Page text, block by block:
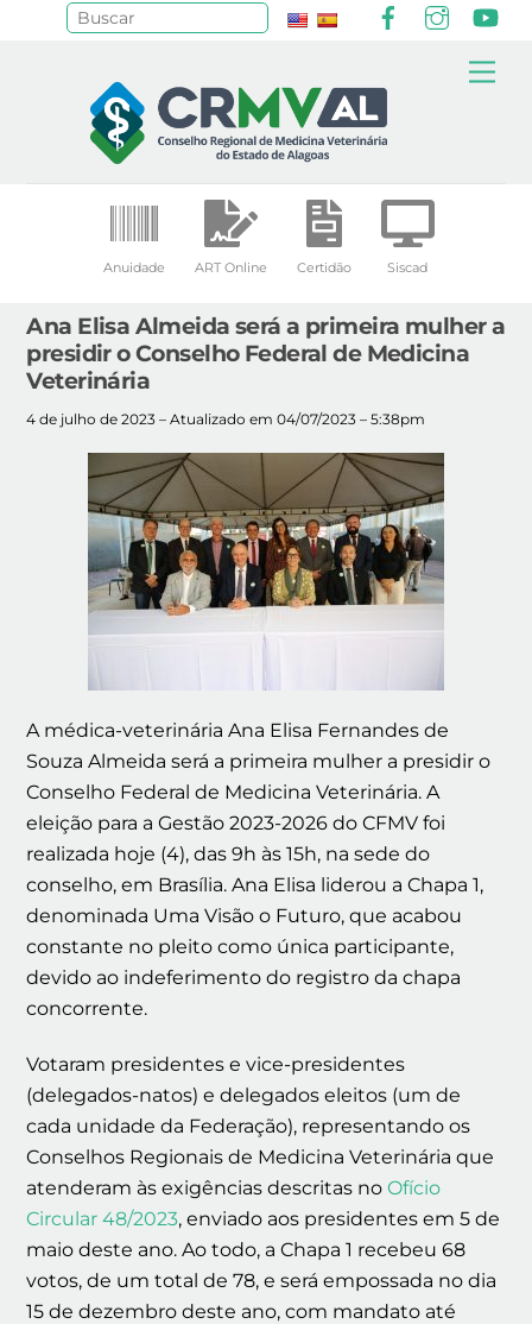
Anuidade ART Online Certidão Siscad
Ana Elisa Almeida será a primeira mulher a
presidir o Conselho Federal de Medicina
Veterinária
4 de julho de 2023 – Atualizado em 04/07/2023 – 5:38pm
A médica-veterinária Ana Elisa Fernandes de
Souza Almeida será a primeira mulher a presidir o
Conselho Federal de Medicina Veterinária. A
eleição para a Gestão 2023-2026 do CFMV foi
realizada hoje (4), das 9h às 15h, na sede do
conselho, em Brasília. Ana Elisa liderou a Chapa 1,
denominada Uma Visão o Futuro, que acabou
constante no pleito como única participante,
devido ao indeferimento do registro da chapa
concorrente.
Votaram presidentes e vice-presidentes
(delegados-natos) e delegados eleitos (um de
cada unidade da Federação), representando os
Conselhos Regionais de Medicina Veterinária que
atenderam às exigências descritas noOfício
Circular 48/2023, enviado aos presidentes em 5 de
maio deste ano. Ao todo, a Chapa 1 recebeu 68
votos, de um total de 78, e será empossada no dia
15 de dezembro deste ano, com mandato até